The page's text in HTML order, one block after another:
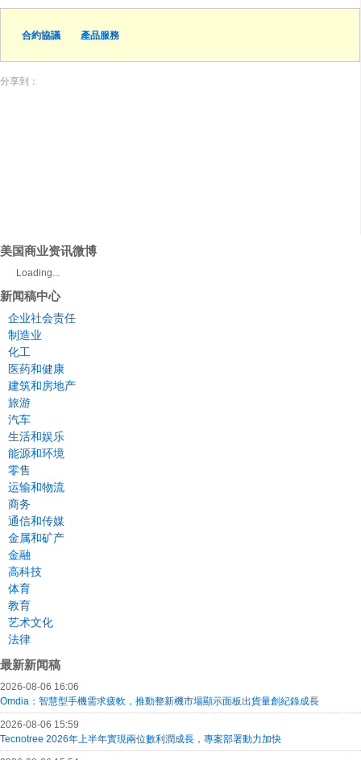
合約協議 產品服務
分享到：
美国商业资讯微博
Loading...
新闻稿中心
企业社会责任
制造业
化工
医药和健康
建筑和房地产
旅游
汽车
生活和娱乐
能源和环境
零售
运输和物流
商务
通信和传媒
金属和矿产
金融
高科技
体育
教育
艺术文化
法律
最新新闻稿
2026-08-06 16:06
Omdia：智慧型手機需求疲軟，推動整新機市場顯示面板出貨量創紀錄成長
2026-08-06 15:59
Tecnotree 2026年上半年實現兩位數利潤成長，專案部署動力加快